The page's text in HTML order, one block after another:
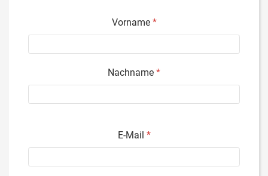
Vorname *
Nachname *
E-Mail *